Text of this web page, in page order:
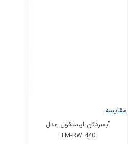
مقایسه
آبسردکن ایستکول مدل
TM-RW 440